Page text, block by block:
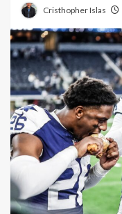
Cristhopher Islas